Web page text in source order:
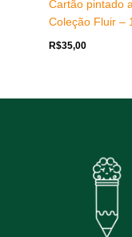
Cartão pintado
Coleção Fluir –
R$35,00